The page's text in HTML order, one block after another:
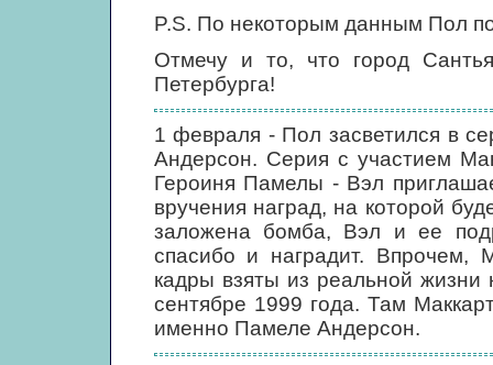
P.S. По некоторым данным Пол
Отмечу и то, что город
Петербурга!
1 февраля - Пол засветился в
Андерсон. Серия с участием
Героиня Памелы - Вэл
вручения наград, на которой
заложена бомба, Вэл и ее
спасибо и наградит. Впрочем,
кадры взяты из реальной
сентябре 1999 года. Там
именно Памеле Андерсон.